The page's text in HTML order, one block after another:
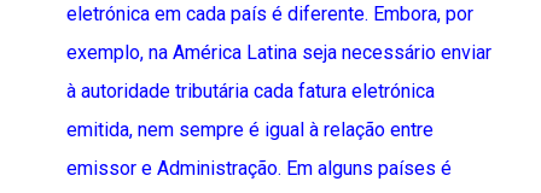
eletrónica em cada país é diferente. Embora, por
exemplo, na América Latina seja necessário enviar
à autoridade tributária cada fatura eletrónica
emitida, nem sempre é igual à relação entre
emissor e Administração. Em alguns países é